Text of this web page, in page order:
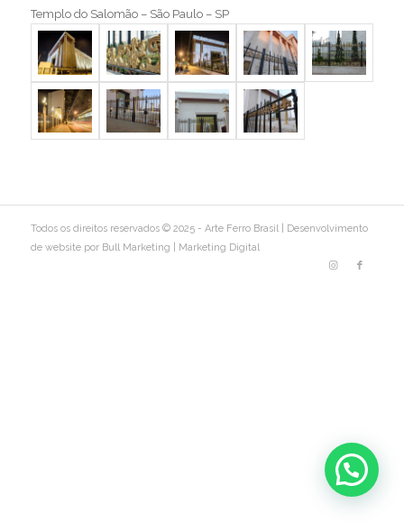
Templo do Salomão – São Paulo – SP
Todos os direitos reservados © 2025 - Arte Ferro Brasil |
Desenvolvimento
de website por Bull Marketing
Marketing Digital